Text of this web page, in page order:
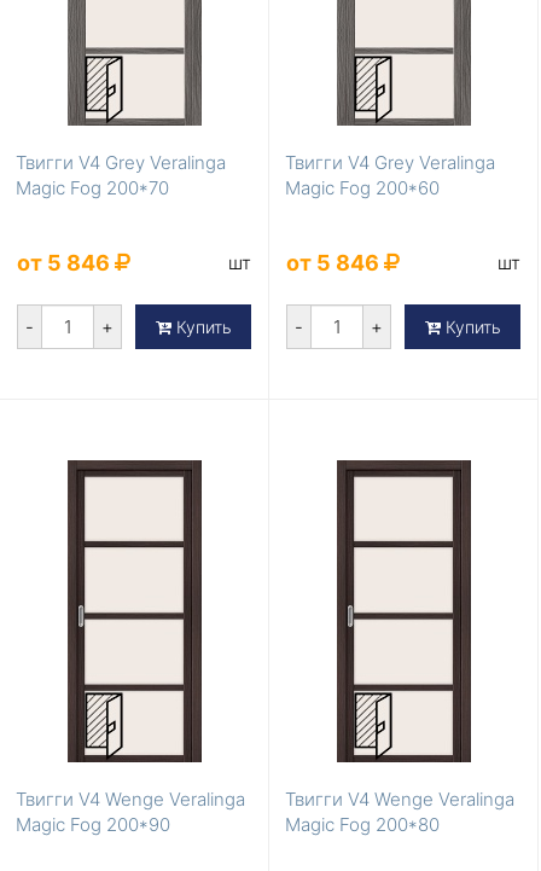
Твигги V4 Grey Veralinga
Magic Fog 200*70
от 5 846 шт
- + Купить
Твигги V4 Grey Veralinga
Magic Fog 200*60
от 5 846 шт
- + Купить
Твигги V4 Wenge Veralinga
Magic Fog 200*90
Твигги V4 Wenge Veralinga
Magic Fog 200*80